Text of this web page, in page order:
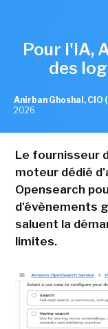
Pour l'IA,
des
Anirban Ghoshal,
2026
Le fournisseur
moteur dédié
Opensearch
d'évènements
saluent la
limites.